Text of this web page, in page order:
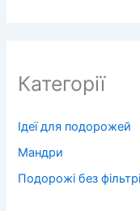
Категорії
Ідеї для подорожей
Мандри
Подорожі без